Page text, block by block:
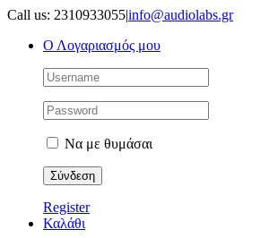
Μετάβαση
περιεχόμενο
Call us: 2310933055|info@audiolabs.gr
Ο Λογαριασμός μου
Να με θυμάσαι
Register
Καλάθι